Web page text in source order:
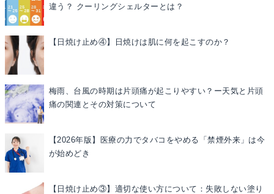
違う？ クーリングシェルターとは？
【日焼け止め④】日焼けは肌に何を起こすのか？
梅雨、台風の時期は片頭痛が起こりやすい？ー天気と片頭
痛の関連とその対策について
【2026年版】医療の力でタバコをやめる「禁煙外来」は今
が始めどき
【日焼け止め③】適切な使い方について：失敗しない塗り